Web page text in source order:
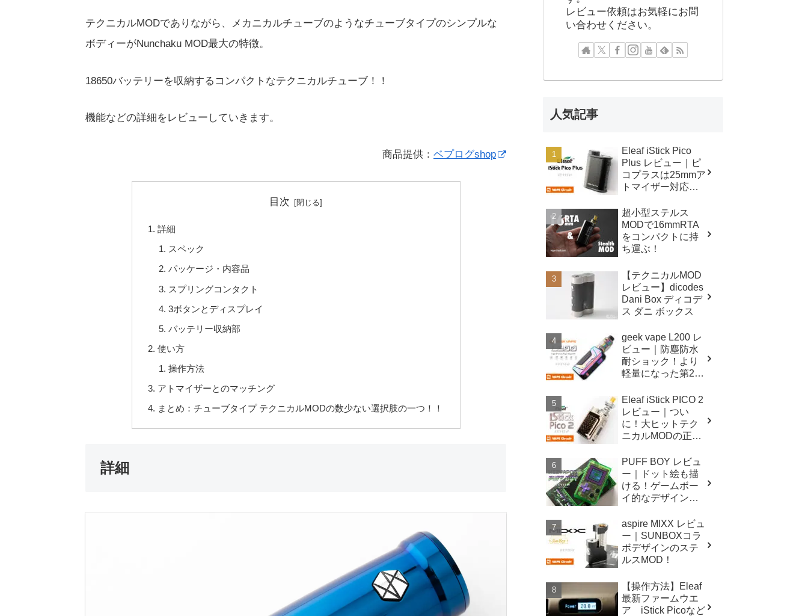
テクニカルMODでありながら、メカニカルチューブのようなチューブタイプのシンプルな
ボディーがNunchaku MOD最大の特徴。
18650バッテリーを収納するコンパクトなテクニカルチューブ！！
機能などの詳細をレビューしていきます。
商品提供： ベプログshop
目次
詳細
スペック
パッケージ・内容品
スプリングコンタクト
3ボタンとディスプレイ
バッテリー収納部
使い方
操作方法
アトマイザーとのマッチング
まとめ：チューブタイプ テクニカルMODの数少ない選択肢の一つ！！
詳細
レビュー依頼はお気軽にお問
い合わせください。
人気記事
Eleaf iStick Pico
Plus レビュー｜ピ
コプラスは25mmア
トマイザー対応！
化！！
超小型ステルス
MODで16mmRTA
をコンパクトに持
ち運ぶ！
【テクニカルMOD
レビュー】dicodes
Dani Box ディコデ
ス ダニ ボックス
geek vape L200 レ
ビュー｜防塵防水
耐ショック！より
軽量になった第2世
ンド！
Eleaf iStick PICO 2
レビュー｜つい
に！大ヒットテク
ニカルMODの正統
PUFF BOY レビュ
ー｜ドット絵も描
ける！ゲームボー
イ的なデザインの
aspire MIXX レビュ
ー｜SUNBOXコラ
ボデザインのステ
ルスMOD！
【操作方法】Eleaf
最新ファームウエ
ア iStick Picoなど